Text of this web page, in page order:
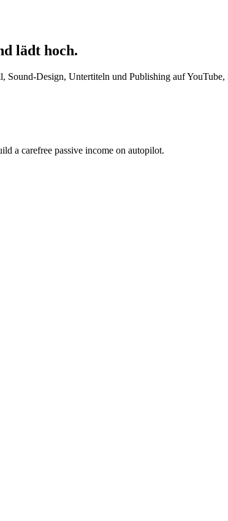
lädt hoch.
Sound-Design, Untertiteln und Publishing auf
a carefree passive income on autopilot.